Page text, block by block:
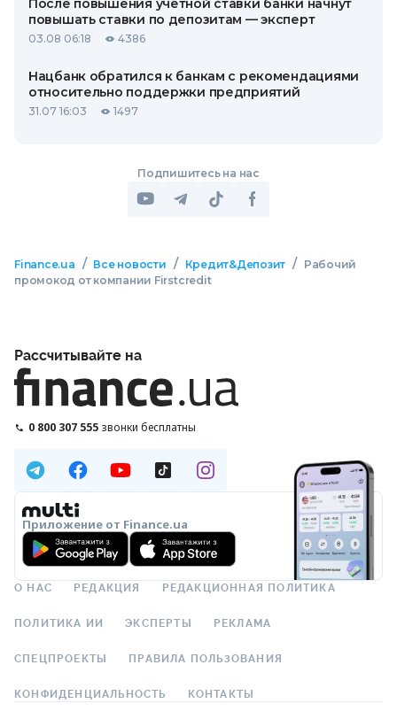
повышать ставки по депозитам — эксперт
03.08 06:18 4386
Нацбанк обратился к банкам с рекомендациями
относительно поддержки предприятий
31.07 16:03 1497
Подпишитесь на нас
Finance.ua / Все новости / Кредит&Депозит /
Рабочий
промокод от компании Firstcredit
Рассчитывайте на
0 800 307 555 звонки бесплатны
Приложение от Finance.ua
О НАС РЕДАКЦИЯ РЕДАКЦИОННАЯ ПОЛИТИКА
ПОЛИТИКА ИИ ЭКСПЕРТЫ РЕКЛАМА
СПЕЦПРОЕКТЫ ПРАВИЛА ПОЛЬЗОВАНИЯ
КОНФИДЕНЦИАЛЬНОСТЬ КОНТАКТЫ